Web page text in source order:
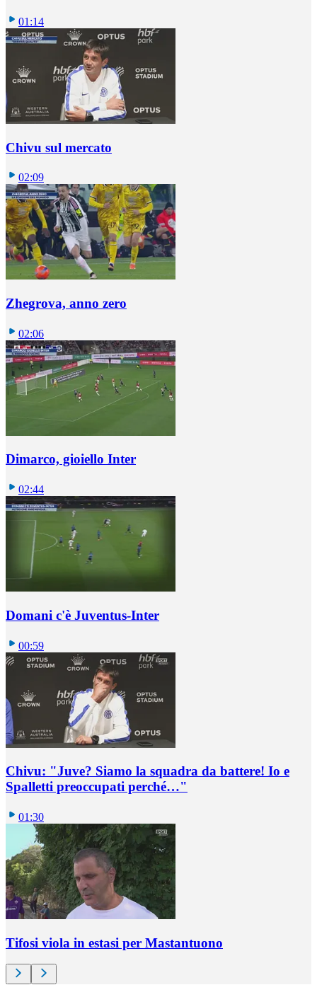
01:14
Chivu sul mercato
02:09
Zhegrova, anno zero
02:06
Dimarco, gioiello Inter
02:44
Domani c'è Juventus-Inter
00:59
Chivu: "Juve? Siamo la squadra da battere! Io e
Spalletti preoccupati perché…"
01:30
Tifosi viola in estasi per Mastantuono